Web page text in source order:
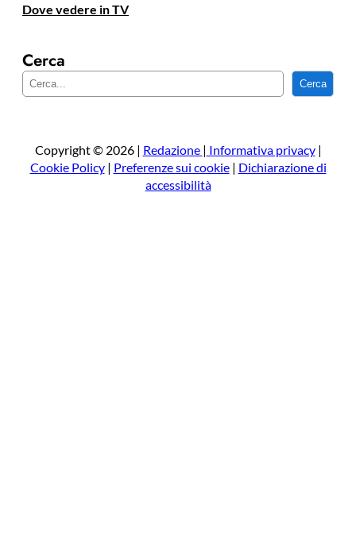
Dove vedere in TV
Cerca
e
a
Cerca
Copyright © 2026 | Redazione | Informativa privacy|
Cookie Policy| Preferenze sui cookie| Dichiarazione di
accessibilità